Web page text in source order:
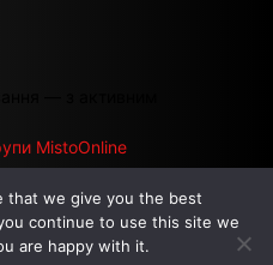
— з активним
MistoOnline
| РЕКЛАМА НА САЙТІ
that we give you the best
continue to use this site we
are happy with it.